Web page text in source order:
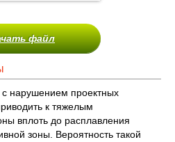
файл
нарушением проектных
к тяжелым
вплоть до расплавления
зоны. Вероятность такой